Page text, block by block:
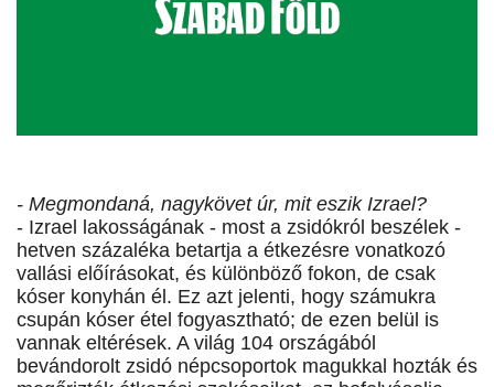
- Megmondaná, nagykövet úr, mit eszik Izrael?
- Izrael lakosságának - most a zsidókról beszélek -
hetven százaléka betartja a étkezésre vonatkozó
vallási előírásokat, és különböző fokon, de csak
kóser konyhán él. Ez azt jelenti, hogy számukra
csupán kóser étel fogyasztható; de ezen belül is
vannak eltérések. A világ 104 országából
bevándorolt zsidó népcsoportok magukkal hozták és